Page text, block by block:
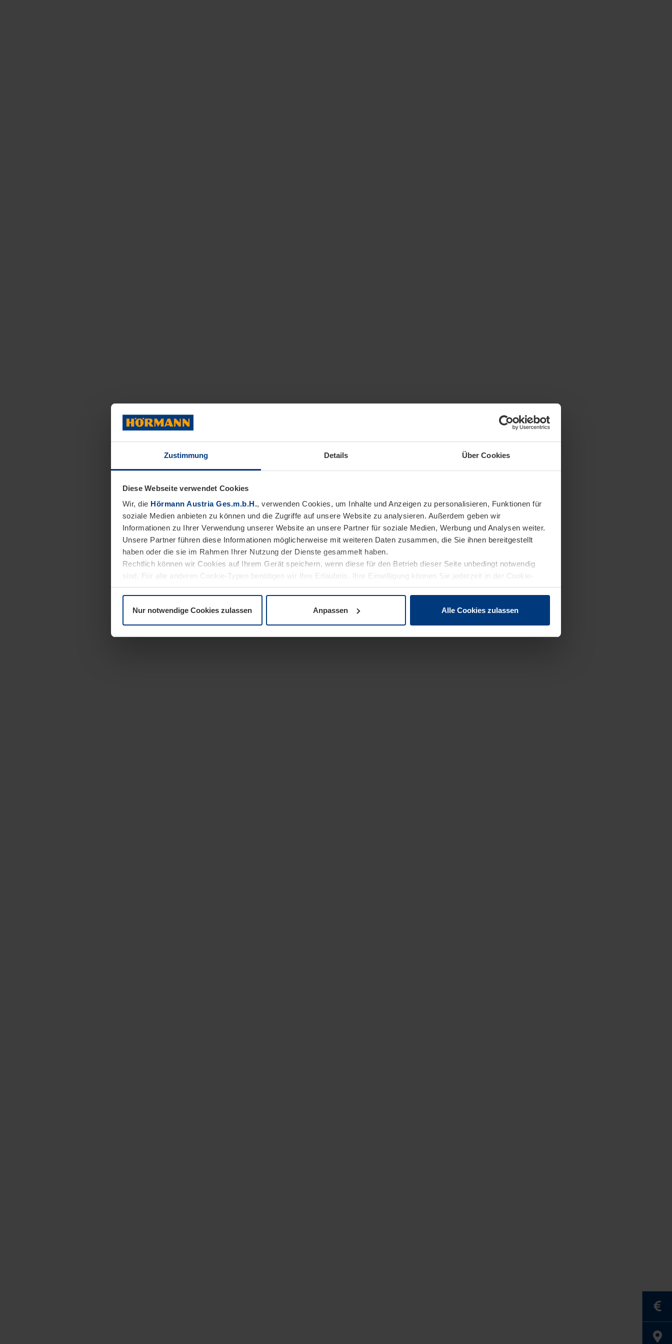
Zustimmung Details Über Cookies
Diese Webseite verwendet Cookies
Wir, die Hörmann Austria Ges.m.b.H., verwenden Cookies, um Inhalte und Anzeigen zu personalisieren, Funktionen für
soziale Medien anbieten zu können und die Zugriffe auf unsere Website zu analysieren. Außerdem geben wir
Informationen zu Ihrer Verwendung unserer Website an unsere Partner für soziale Medien, Werbung und Analysen weiter.
Unsere Partner führen diese Informationen möglicherweise mit weiteren Daten zusammen, die Sie ihnen bereitgestellt
haben oder die sie im Rahmen Ihrer Nutzung der Dienste gesammelt haben.
Rechtlich können wir Cookies auf Ihrem Gerät speichern, wenn diese für den Betrieb dieser Seite unbedingt notwendig
sind. Für alle anderen Cookie-Typen benötigen wir Ihre Erlaubnis. Ihre Einwilligung können Sie jederzeit in der Cookie-
Erläuterung auf der SeiteDatenschutzerklärungunserer Website ändern oder widerrufen.
Nur notwendige Cookies zulassen Anpassen Alle Cookies zulassen